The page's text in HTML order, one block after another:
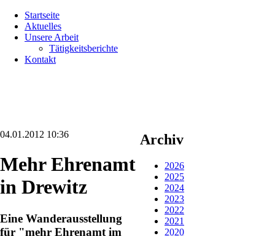
überspringen
Startseite
Aktuelles
Unsere Arbeit
Tätigkeitsberichte
Kontakt
04.01.2012 10:36
Mehr Ehrenamt
in Drewitz
Eine Wanderausstellung
für "mehr Ehrenamt im
Archiv
2026
2025
2024
2023
2022
2021
2020